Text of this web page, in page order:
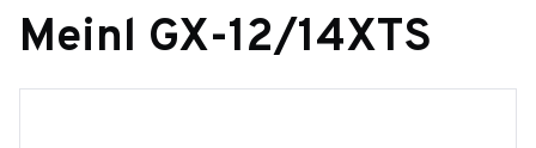
Meinl GX-12/14XTS